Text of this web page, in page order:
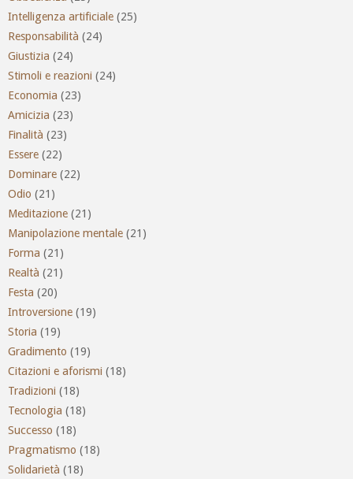
Intelligenza artificiale (25)
Responsabilità (24)
Giustizia (24)
Stimoli e reazioni (24)
Economia (23)
Amicizia (23)
Finalità (23)
Essere (22)
Dominare (22)
Odio (21)
Meditazione (21)
Manipolazione mentale (21)
Forma (21)
Realtà (21)
Festa (20)
Introversione (19)
Storia (19)
Gradimento (19)
Citazioni e aforismi (18)
Tradizioni (18)
Tecnologia (18)
Successo (18)
Pragmatismo (18)
Solidarietà (18)